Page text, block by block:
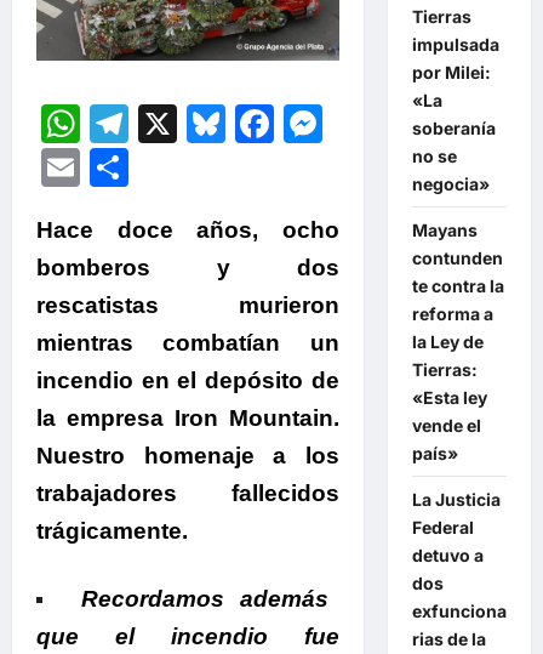
WhatsApp
Telegram
X Bluesky
Facebook
Messenger
Email
Hace doce años, ocho
bomberos y dos
rescatistas murieron
mientras combatían un
incendio en el depósito de
la empresa Iron Mountain.
Nuestro homenaje a los
trabajadores fallecidos
trágicamente.
Recordamos además
que el incendio fue
Tierras
impulsada
por Milei:
«La
soberanía
no se
negocia»
Mayans
contunden
te contra la
reforma a
la Ley de
Tierras:
«Esta ley
vende el
país»
La Justicia
Federal
detuvo a
dos
exfunciona
rias de la